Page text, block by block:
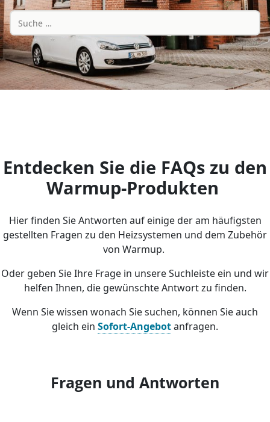
Entdecken Sie die FAQs zu den
Warmup-Produkten
Hier finden Sie Antworten auf einige der am häufigsten
gestellten Fragen zu den Heizsystemen und dem Zubehör
von Warmup.
Oder geben Sie Ihre Frage in unsere Suchleiste ein und wir
helfen Ihnen, die gewünschte Antwort zu finden.
Wenn Sie wissen wonach Sie suchen, können Sie auch
gleich ein Sofort-Angebotanfragen.
Fragen und Antworten